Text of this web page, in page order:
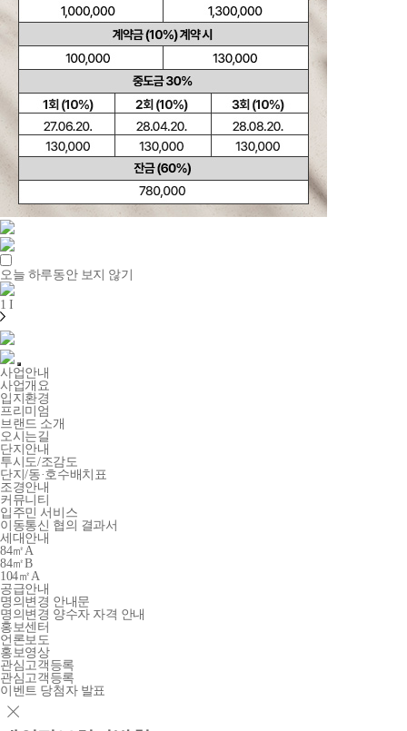
오늘 하루동안 보지 않기
1 I
사업안내
사업개요
입지환경
프리미엄
브랜드 소개
오시는길
단지안내
투시도/조감도
단지/동·호수배치표
조경안내
커뮤니티
입주민 서비스
이동통신 협의 결과서
세대안내
84㎡A
84㎡B
104㎡A
공급안내
명의변경 안내문
명의변경 양수자 자격 안내
홍보센터
언론보도
홍보영상
관심고객등록
관심고객등록
이벤트 당첨자 발표